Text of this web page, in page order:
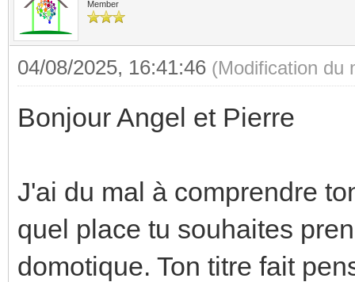
Member
04/08/2025, 16:41:46 (Modification du
Bonjour Angel et Pierre
J'ai du mal à comprendre
quel place tu souhaites
domotique. Ton titre fait